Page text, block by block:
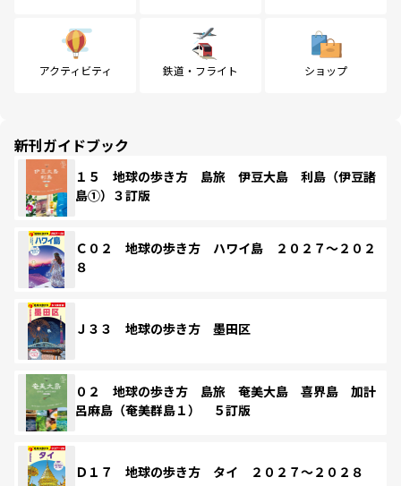
アクティビティ 鉄道・フライト ショップ
新刊ガイドブック
１５ 地球の歩き方 島旅 伊豆大島 利島（伊豆諸
島①）３訂版
Ｃ０２ 地球の歩き方 ハワイ島 ２０２７～２０２
８
Ｊ３３ 地球の歩き方 墨田区
０２ 地球の歩き方 島旅 奄美大島 喜界島 加計
呂麻島（奄美群島１） ５訂版
Ｄ１７ 地球の歩き方 タイ ２０２７～２０２８